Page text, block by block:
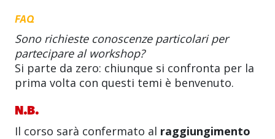
FAQ
Sono richieste conoscenze particolari per
partecipare al workshop?
Si parte da zero: chiunque si confronta per la
prima volta con questi temi è benvenuto.
N.B.
Il corso sarà confermato al raggiungimento